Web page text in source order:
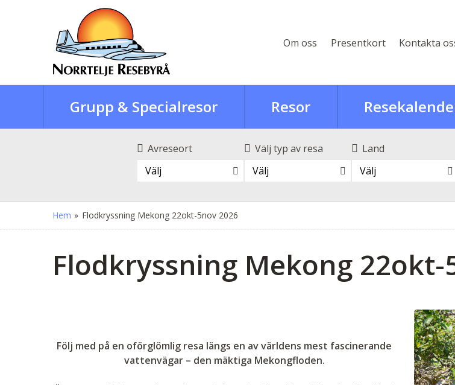
Om oss Presentkort Kontakta
Grupp & Specialresor Resor
Avreseort
Välj
Välj typ av resa
Välj
Land
Välj
Hem » Flodkryssning Mekong 22okt-5nov 2026
Flodkryssning Mekong 22okt-
Följ med på en oförglömlig resa längs en av världens mest fascinerande
vattenvägar – den mäktiga Mekongfloden.